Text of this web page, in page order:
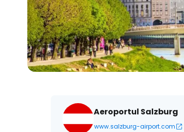
Aeroportul Salzburg
www.salzburg-airport.com